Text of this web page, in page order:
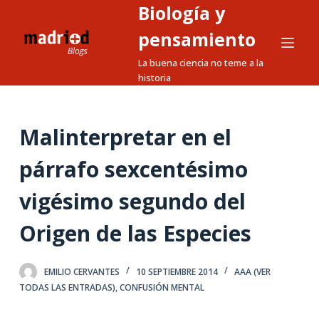
a
o
n
Biología y
pensamiento
La buena ciencia no teme a la
historia
Malinterpretar en el
párrafo sexcentésimo
vigésimo segundo del
Origen de las Especies
EMILIO CERVANTES 10 SEPTIEMBRE 2014
AAA (VER
TODAS LAS ENTRADAS),CONFUSIÓN MENTAL